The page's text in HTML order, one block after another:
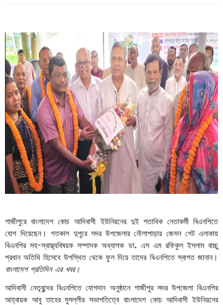
গাজীপুরে বাংলাদেশ কোচ আদিবাসী ইউনিয়নের দুই শতাধিক নেতাকর্মী বিএনপিতে
যোগ দিয়েছেন। গতকাল দুপুরে সদর উপজেলার নৌলাপাড়ার জেসন গেট এলাকায়
বিএনপির সহ-স্বাস্থ্যবিষয়ক সম্পাদক অধ্যাপক ডা. এস এম রফিকুল ইসলাম বাচ্চু
প্রধান অতিথি হিসেবে উপস্থিত থেকে ফুল দিয়ে তাদের বিএনপিতে স্বাগত জানান।
বাংলাদেশ প্রতিদিন এর খবর।
আদিবাসী নেতৃবৃন্দের বিএনপিতে যোগদান অনুষ্ঠানে গাজীপুর সদর উপজেলা বিএনপির
আহ্বায়ক আবু তাহের মুসল্লীর সভাপতিত্বে বাংলাদেশ কোচ আদিবাসী ইউনিয়নের